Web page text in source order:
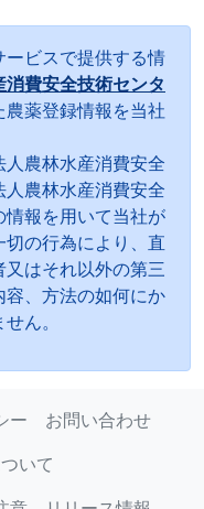
ビスで提供する情
費安全技術センタ
薬登録情報を当社
農林水産消費安全
農林水産消費安全
報を用いて当社が
の行為により、直
はそれ以外の第三
、方法の如何にか
ん。
ー
お問い合わせ
いて